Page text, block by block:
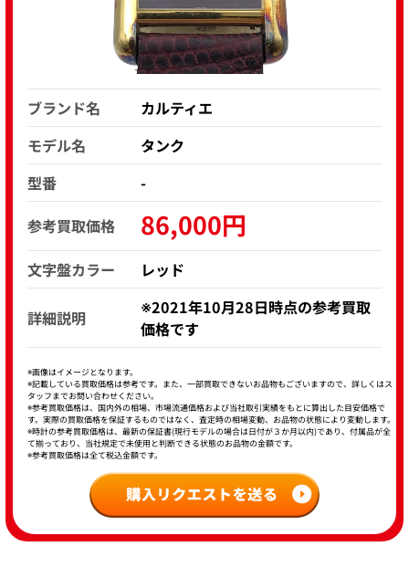
ブランド名
カルティエ
モデル名
タンク
型番
-
参考買取価格
86,000円
文字盤カラー レッド
詳細説明
※2021年10月28日時点の参考買取
価格です
※画像はイメージとなります。
※記載している買取価格は参考です。また、一部買取できないお品物もございますので、詳しくはス
タッフまでお問い合わせください。
※参考買取価格は、国内外の相場、市場流通価格および当社取引実績をもとに算出した目安価格で
す。実際の買取価格を保証するものではなく、査定時の相場変動、お品物の状態により変動します。
※時計の参考買取価格は、最新の保証書(現行モデルの場合は日付が３か月以内)であり、付属品が全
て揃っており、当社規定で未使用と判断できる状態のお品物の金額です。
※参考買取価格は全て税込金額です。